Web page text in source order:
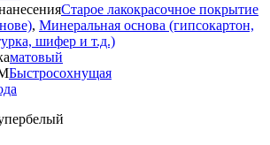
Старое лакокрасочное покрытие
, Минеральная основа (гипсокартон,
шифер и т.д.)
матовый
Быстросохнущая